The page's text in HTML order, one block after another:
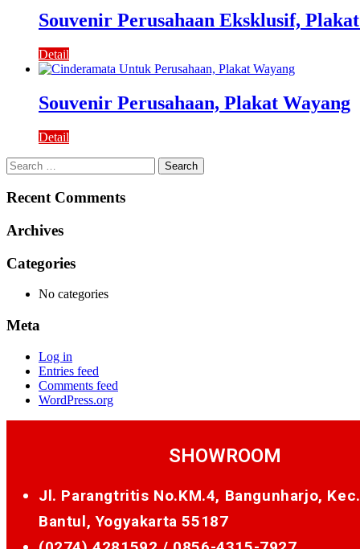
Souvenir Perusahaan Eksklusif,
Detail
Souvenir Perusahaan, Plakat Wayang
Detail
Search
for:
Recent Comments
Archives
Categories
No categories
Meta
Log in
Entries feed
Comments feed
WordPress.org
SHOWROOM
Jl. Parangtritis No.KM.4, Bangunharjo,
Bantul, Yogyakarta 55187